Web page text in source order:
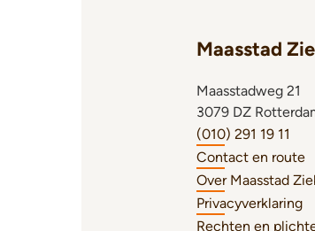
Maasstad
Maasstadweg 21
3079 DZ
(010) 291 19 11
Contact en route
Over Maasstad
Privacyverklaring
Rechten en